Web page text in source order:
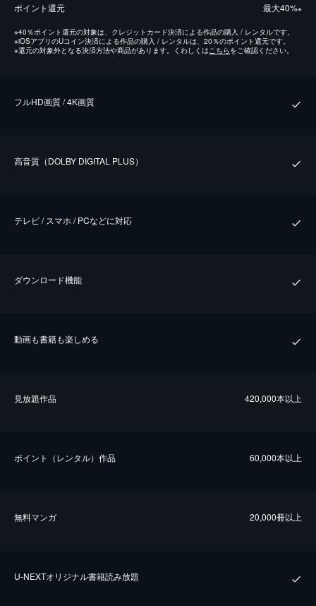
ポイント還元 最⼤40%※
※40％ポイント還元の対象は、クレジットカード決済による作品の購入 / レンタルです。
※iOSアプリのUコイン決済による作品の購入 / レンタルは、20％のポイント還元です。
※還元の対象外となる決済方法や商品があります。くわしくは こちらをご確認ください。
フルHD画質 / 4K画質
⾼⾳質（DOLBY DIGITAL PLUS）
テレビ / スマホ / PCなどに対応
ダウンロード機能
動画も書籍も楽しめる
⾒放題作品 420,000本以上
ポイント（レンタル）作品 60,000本以上
無料マンガ 20,000冊以上
U-NEXTオリジナル書籍読み放題